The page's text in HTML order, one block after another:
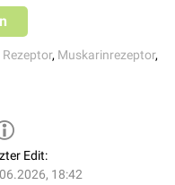
Darüber hinaus
B-Zellen
Rezeptor.
, Muskarinrezeptor,
Edit:
18:42